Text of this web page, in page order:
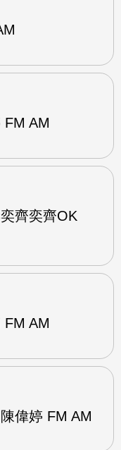
AM
齊奕齊OK
AM
偉婷 FM AM